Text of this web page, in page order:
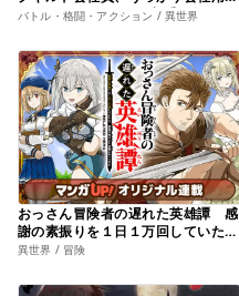
線でS級モンスターを相手に無双す
バトル・格闘・アクション / 異世界
おっさん冒険者の遅れた英雄譚 感
謝の素振りを１日１万回していた
ら､剣聖が弟子入り志願にやってき
異世界 / 冒険